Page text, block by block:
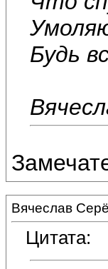
Будь
Вячеслав
Цитата: